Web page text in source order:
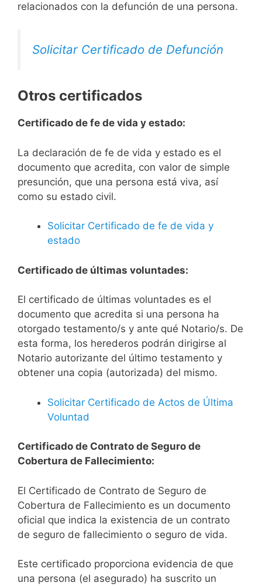
relacionados con la defunción de una persona.
Solicitar Certificado de Defunción
Otros certificados
Certificado de fe de vida y estado:
La declaración de fe de vida y estado es el
documento que acredita, con valor de simple
presunción, que una persona está viva, así
como su estado civil.
Solicitar Certificado de fe de vida y
estado
Certificado de últimas voluntades:
El certificado de últimas voluntades es el
documento que acredita si una persona ha
otorgado testamento/s y ante qué Notario/s. De
esta forma, los herederos podrán dirigirse al
Notario autorizante del último testamento y
obtener una copia (autorizada) del mismo.
Solicitar Certificado de Actos de Última
Voluntad
Certificado de Contrato de Seguro de
Cobertura de Fallecimiento:
El Certificado de Contrato de Seguro de
Cobertura de Fallecimiento es un documento
oficial que indica la existencia de un contrato
de seguro de fallecimiento o seguro de vida.
Este certificado proporciona evidencia de que
una persona (el asegurado) ha suscrito un